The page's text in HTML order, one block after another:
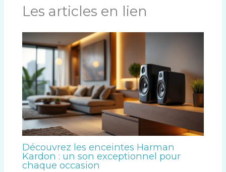
Les articles en lien
Découvrez les enceintes Harman
Kardon : un son exceptionnel pour
chaque occasion